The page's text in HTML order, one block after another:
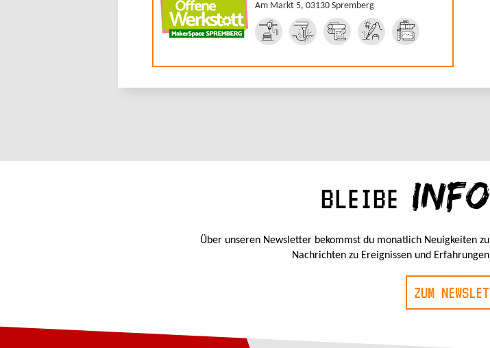
Am Markt 5, 03130 Spremberg
BLEIBE
Über unseren Newsletter bekommst du monatlich Neuigkeiten
Nachrichten zu Ereignissen und
ZUM